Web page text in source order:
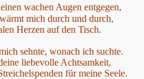
wachen Augen entgegen,
mich durch und durch,
Herzen auf den Tisch.
sehnte, wonach ich suchte.
liebevolle Achtsamkeit,
für meine Seele.